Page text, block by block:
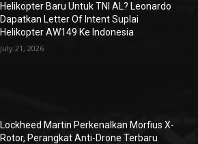
Helikopter Baru Untuk TNI AL? Leonardo
Dapatkan Letter Of Intent Suplai
Helikopter AW149 Ke Indonesia
July 21, 2026
Lockheed Martin Perkenalkan Morfius X-
Rotor, Perangkat Anti-Drone Terbaru